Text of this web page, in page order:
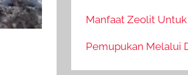
Manfaat Zeolit
Pemupukan Melalui